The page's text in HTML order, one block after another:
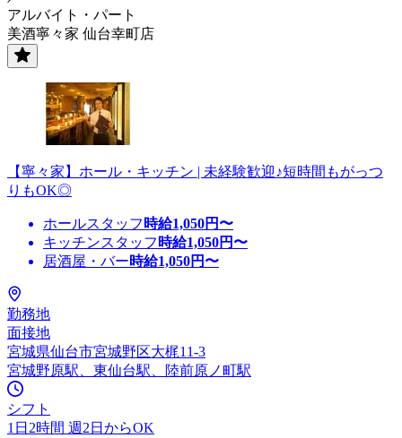
アルバイト・パート
美酒寧々家 仙台幸町店
【寧々家】ホール・キッチン | 未経験歓迎♪短時間もがっつ
りもOK◎
ホールスタッフ 時給1,050円〜
キッチンスタッフ 時給1,050円〜
居酒屋・バー時給1,050円〜
勤務地
面接地
宮城県仙台市宮城野区大梶11-3
宮城野原駅、東仙台駅、陸前原ノ町駅
シフト
1日2時間 週2日からOK